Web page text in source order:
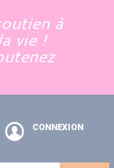
à
vie !
CONNEXION